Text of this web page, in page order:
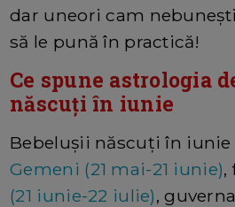
dar uneori cam
să le pună în practică!
Ce spune astrologia
născuți în iunie
Bebelușii născuți în
Gemeni (21 mai-21 iunie),
(21 iunie-22 iulie),